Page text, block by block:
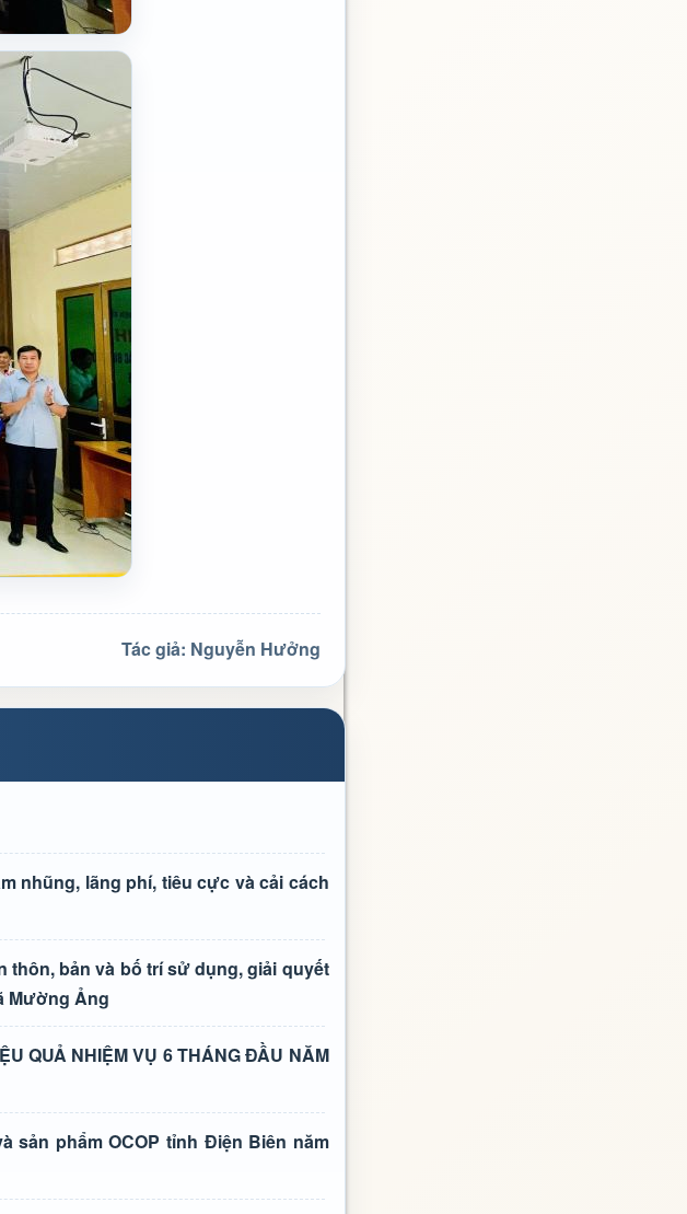
Tác giả: Nguyễn Hưởng
nhũng, lãng phí, tiêu cực và cải cách
thôn, bản và bố trí sử dụng, giải quyết
Mường Ảng
QUẢ NHIỆM VỤ 6 THÁNG ĐẦU NĂM
sản phẩm OCOP tỉnh Điện Biên năm